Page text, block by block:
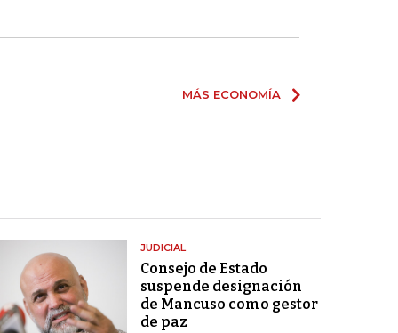
MÁS ECONOMÍA
JUDICIAL
Consejo de Estado
suspende designación
de Mancuso como gestor
de paz